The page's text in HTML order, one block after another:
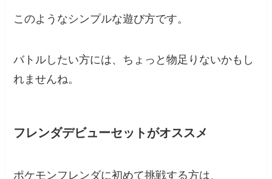
このようなシンプルな遊び方です。
バトルしたい方には、ちょっと物足りないかもし
れませんね。
フレンダデビューセットがオススメ
ポケモンフレンダに初めて挑戦する方は、